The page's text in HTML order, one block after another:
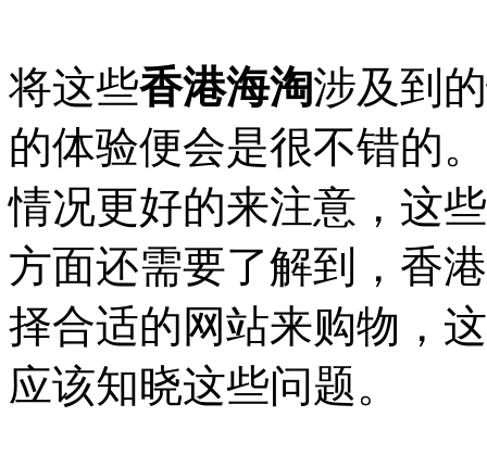
将这些香港海淘涉及到
的体验便会是很不错的
情况更好的来注意，这
方面还需要了解到，香
择合适的网站来购物，
应该知晓这些问题。